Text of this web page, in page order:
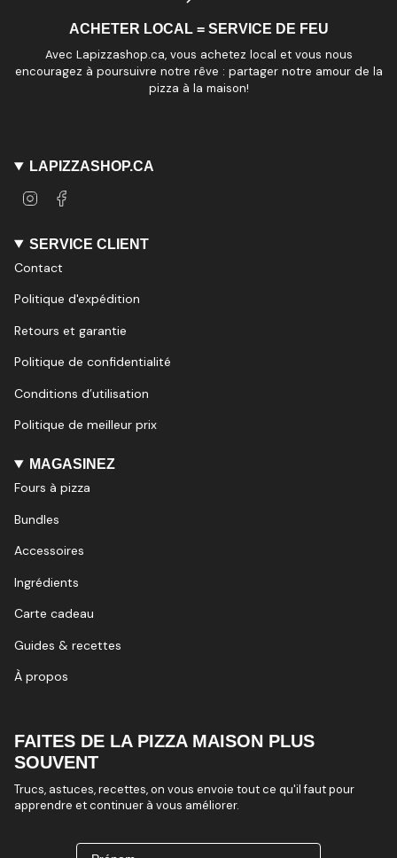
ACHETER LOCAL = SERVICE DE FEU
Avec Lapizzashop.ca, vous achetez local et vous nous
encouragez à poursuivre notre rêve : partager notre amour de la
pizza à la maison!
LAPIZZASHOP.CA
t
g
r
a
e
o
k
SERVICE CLIENT
Contact
Politique d'expédition
Retours et garantie
Politique de confidentialité
Conditions d’utilisation
Politique de meilleur prix
MAGASINEZ
Fours à pizza
Bundles
Accessoires
Ingrédients
Carte cadeau
Guides & recettes
À propos
FAITES DE LA PIZZA MAISON PLUS
SOUVENT
Trucs, astuces, recettes, on vous envoie tout ce qu'il faut pour
apprendre et continuer à vous améliorer.
Prénom